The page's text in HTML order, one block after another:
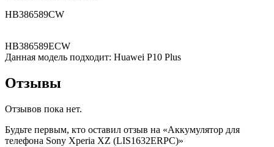
HB386589CW
HB386589ECW
Данная модель подходит: Huawei P10 Plus
Отзывы
Отзывов пока нет.
Будьте первым, кто оставил отзыв на «Аккумулятор для
телефона Sony Xperia XZ (LIS1632ERPC)»